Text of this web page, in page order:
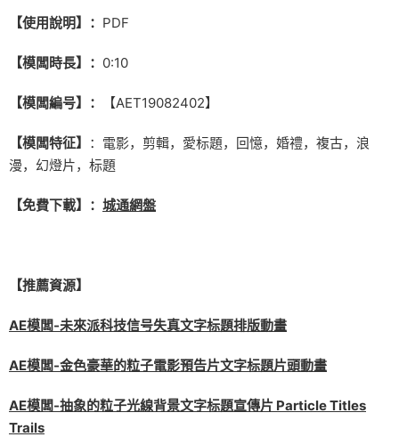
【使用說明】： PDF
【模闆時長】： 0:10
【模闆編号】： 【AET19082402】
【模闆特征】
：電影，剪輯，愛标題，回憶，婚禮，複古，浪
漫，幻燈片，标題
【免費下載】： 城通網盤
【推薦資源】
AE模闆-未來派科技信号失真文字标題排版動畫
AE模闆-金色豪華的粒子電影預告片文字标題片頭動畫
AE模闆-抽象的粒子光線背景文字标題宣傳片 Particle Titles
Trails